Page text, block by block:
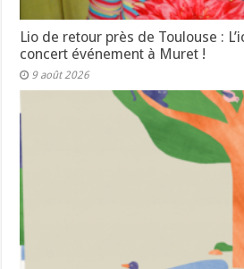
Lio de retour près de Toulouse :
concert événement à Muret !
9 août 2026